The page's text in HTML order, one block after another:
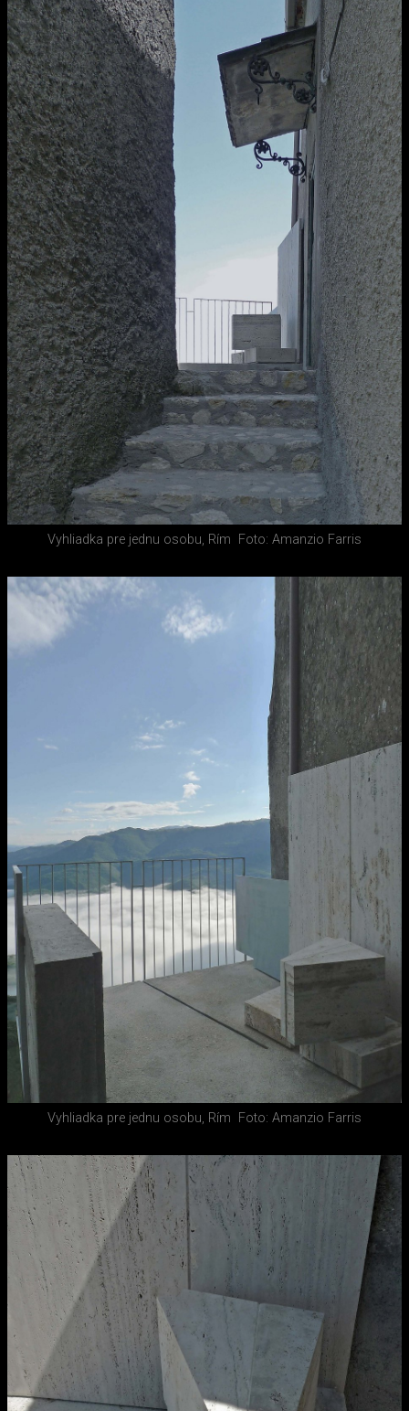
Vyhliadka pre jednu osobu, Rím Foto: Amanzio Farris
Vyhliadka pre jednu osobu, Rím Foto: Amanzio Farris